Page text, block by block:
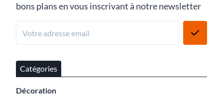
bons plans en vous inscrivant à notre newsletter
Catégories
Décoration